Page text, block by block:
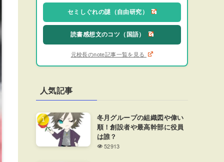
セミしぐれの謎（自由研究）
読書感想文のコツ（国語）
元校長のnote記事一覧を見る
人気記事
冬月グループの組織図や偉い
順！創設者や最高幹部に役員
は誰？
52913